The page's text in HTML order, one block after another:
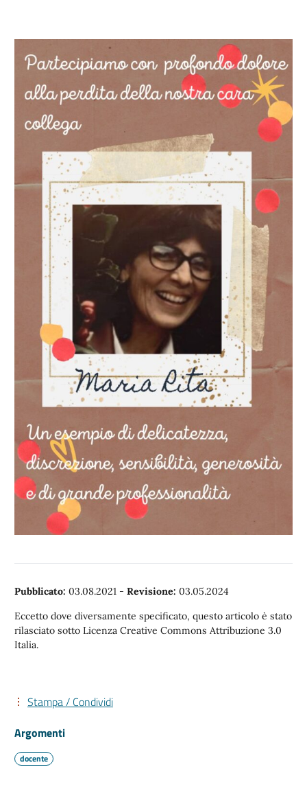
Pubblicato: 03.08.2021 - Revisione: 03.05.2024
Eccetto dove diversamente specificato, questo articolo è stato
rilasciato sotto Licenza Creative Commons Attribuzione 3.0
Italia.
Stampa / Condividi
Argomenti
docente